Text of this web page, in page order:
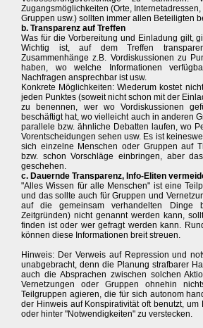
Zugangsmöglichkeiten (Orte,
Gruppen usw.) sollten immer allen Beteiligten
b. Transparenz auf Treffen
Was für die Vorbereitung und Einladung gilt,
Wichtig ist, auf dem Treffen
Zusammenhänge z.B. Vordiskussionen zu
haben, wo welche Informationen
Nachfragen ansprechbar ist usw.
Konkrete Möglichkeiten: Wiederum kostet
jeden Punktes (soweit nicht schon mit der
zu benennen, wer wo Vordiskussionen
beschäftigt hat, wo vielleicht auch in anderen
parallele bzw. ähnliche Debatten laufen, wo
Vorentscheidungen sehen usw. Es ist
sich einzelne Menschen oder Gruppen auf
bzw. schon Vorschläge einbringen, aber
geschehen.
c. Dauernde Transparenz, Info-Eliten
"Alles Wissen für alle Menschen" ist eine
und das sollte auch für Gruppen und
auf die gemeinsam verhandelten Dinge
Zeitgründen) nicht genannt werden kann,
finden ist oder wer gefragt werden kann.
können diese Informationen breit streuen.
Hinweis: Der Verweis auf Repression und
unabgebracht, denn die Planung strafbarer
auch die Absprachen zwischen solchen
Vernetzungen oder Gruppen ohnehin
Teilgruppen agieren, die für sich autonom
der Hinweis auf Konspirativität oft benutzt, um
oder hinter "Notwendigkeiten" zu verstecken.